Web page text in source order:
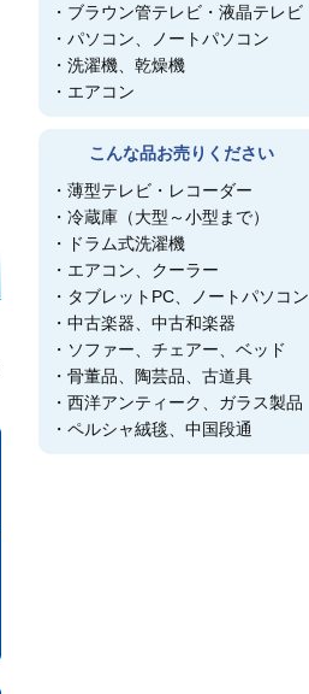
ブラウン管テレビ・液晶テレビ
パソコン、ノートパソコン
洗濯機、乾燥機
エアコン
こんな品お売りください
薄型テレビ・レコーダー
冷蔵庫（大型～小型まで）
ドラム式洗濯機
エアコン、クーラー
タブレットPC、ノートパソコン
中古楽器、中古和楽器
ソファー、チェアー、ベッド
骨董品、陶芸品、古道具
西洋アンティーク、ガラス製品
ペルシャ絨毯、中国段通